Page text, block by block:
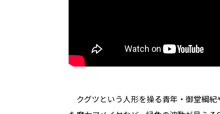
クグツという人形を操る青年・御堂綱